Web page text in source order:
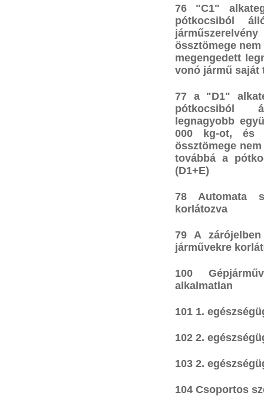
76 "C1"
pótkocsiból
össztömege
megengedett
vonó jármű saját
77 a "D1"
pótkocsiból
legnagyobb
000 kg-ot, és
össztömege
továbbá a
(D1+E)
78 Automata
korlátozva
79 A
járművekre
100
alkalmatlan
101 1.
102 2.
103 2.
104 Csoportos